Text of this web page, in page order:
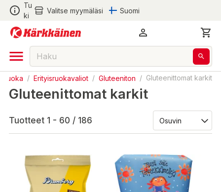
Tu
ki
Valitse myymäläsi Suomi
Ruoka / Erityisruokavaliot / Gluteeniton / Gluteenittomat karkit
Gluteenittomat karkit
Tuotteet 1 - 60 / 186